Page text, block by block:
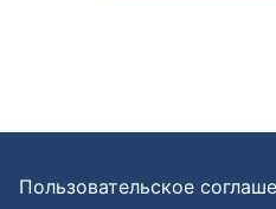
Пользовательское